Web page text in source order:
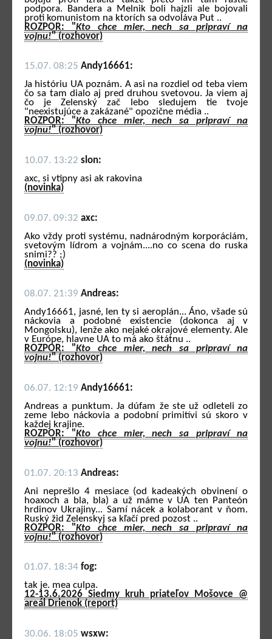
podpora. Bandera a Melnik boli hajzli ale bojovali
proti komunistom na ktorích sa odvoláva Put ..
ROZPOR: "Kto chce mier, nech sa pripraví na
vojnu!" (rozhovor)
15.07. 08:25 Andy16661:
Ja históriu UA poznám. A asi na rozdiel od teba viem
čo sa tam dialo aj pred druhou svetovou. Ja viem aj
čo je Zelenský zač lebo sledujem tie tvoje
"neexistujúce a zakázané" opozične média ..
ROZPOR: "Kto chce mier, nech sa pripraví na
vojnu!" (rozhovor)
10.07. 13:22 slon:
axc, si vtipny asi ak rakovina
(novinka)
09.07. 09:32 axc:
Ako vždy proti systému, nadnárodným korporáciám,
svetovým lídrom a vojnám....no co scena do ruska
snimi?? ;)
(novinka)
08.07. 21:39 Andreas:
Andy16661, jasné, len ty si aeroplán... Áno, všade sú
náckovia a podobné existencie (dokonca aj v
Mongolsku), lenže ako nejaké okrajové elementy. Ale
v Európe, hlavne UA to má ako štátnu ..
ROZPOR: "Kto chce mier, nech sa pripraví na
vojnu!" (rozhovor)
06.07. 12:19 Andy16661:
Andreas a punktum. Ja dúfam že ste už odleteli zo
zeme lebo náckovia a podobní primitívi sú skoro v
každej krajine.
ROZPOR: "Kto chce mier, nech sa pripraví na
vojnu!" (rozhovor)
01.07. 20:13 Andreas:
Ani neprešlo 4 mesiace (od kadeakých obvinení o
hoaxoch a bla, bla) a už máme v UA ten Panteón
hrdinov Ukrajiny... Samí nácek a kolaborant v ňom.
Ruský žid Zelenskyj sa kľačí pred pozost ..
ROZPOR: "Kto chce mier, nech sa pripraví na
vojnu!" (rozhovor)
01.07. 18:34 fog:
tak je. mea culpa.
12-13.6.2026 Siedmy kruh priateľov Mošovce @
areál Drienok (report)
30.06. 18:05 wsxw: